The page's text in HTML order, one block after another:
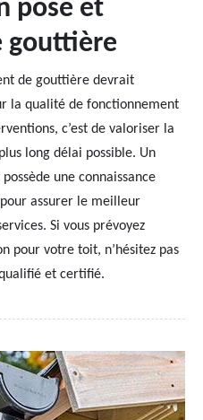
pose et
gouttière
de gouttière devrait
la qualité de fonctionnement
c’est de valoriser la
long délai possible. Un
une connaissance
assurer le meilleur
Si vous prévoyez
pour votre toit, n’hésitez pas
et certifié.